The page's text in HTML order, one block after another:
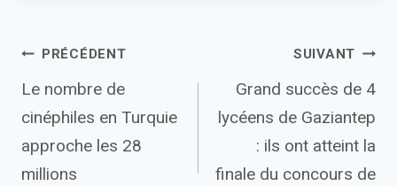
Navigation
de
l’article
PRÉCÉDENT
Le nombre de
cinéphiles en Turquie
approche les 28
millions
SUIVANT
Grand succès de 4
lycéens de Gaziantep
: ils ont atteint la
finale du concours de